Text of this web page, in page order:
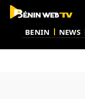
BENIN NEWS